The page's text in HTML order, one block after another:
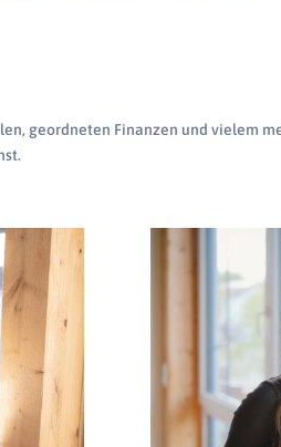
geordneten Finanzen und vielem